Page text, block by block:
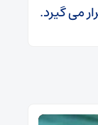
می گیرد.